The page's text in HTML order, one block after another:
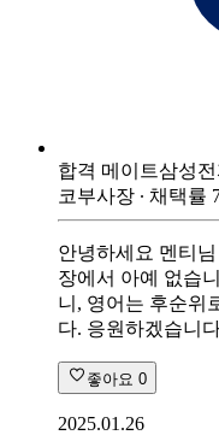
합격 메이트삼성
코부사장 ∙ 채택률
안녕하세요 멘티
장에서 아예 없습
니, 영어는 후순위
다. 응원하겠습니
좋아요 0
2025.01.26